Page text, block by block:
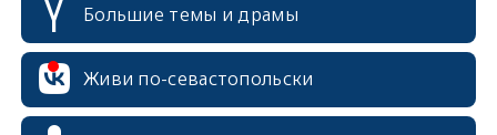
Большие темы и драмы
Живи по-севастопольски